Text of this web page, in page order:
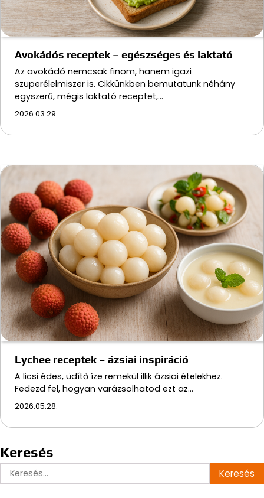
Avokádós receptek – egészséges és laktató
Az avokádó nemcsak finom, hanem igazi
szuperélelmiszer is. Cikkünkben bemutatunk néhány
egyszerű, mégis laktató receptet,…
2026.03.29.
Lychee receptek – ázsiai inspiráció
A licsi édes, üdítő íze remekül illik ázsiai ételekhez.
Fedezd fel, hogyan varázsolhatod ezt az…
2026.05.28.
Keresés
Keresés: